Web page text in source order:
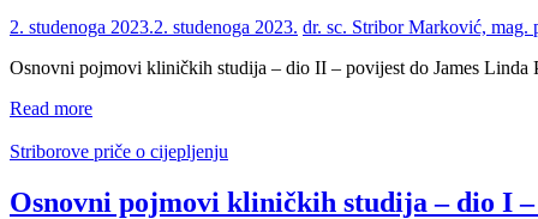
2. studenoga 2023.2. studenoga 2023. dr. sc. Stribor Marković, mag.
Osnovni pojmovi kliničkih studija – dio II – povijest do James
Read more
Striborove priče o cijepljenju
Osnovni pojmovi kliničkih studija – dio I